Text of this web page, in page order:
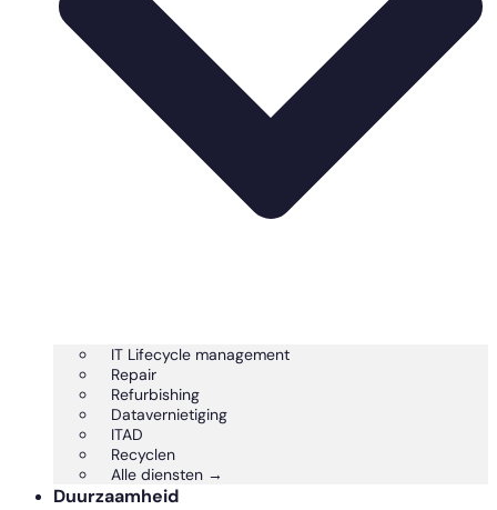
IT Lifecycle management
Repair
Refurbishing
Datavernietiging
ITAD
Recyclen
Alle diensten →
Duurzaamheid